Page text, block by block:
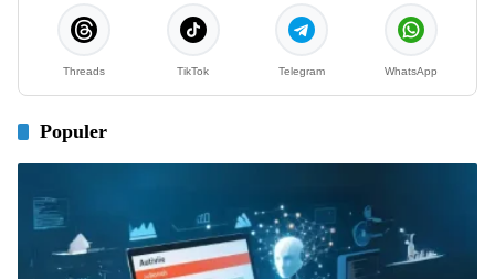
Threads TikTok Telegram WhatsApp
Populer